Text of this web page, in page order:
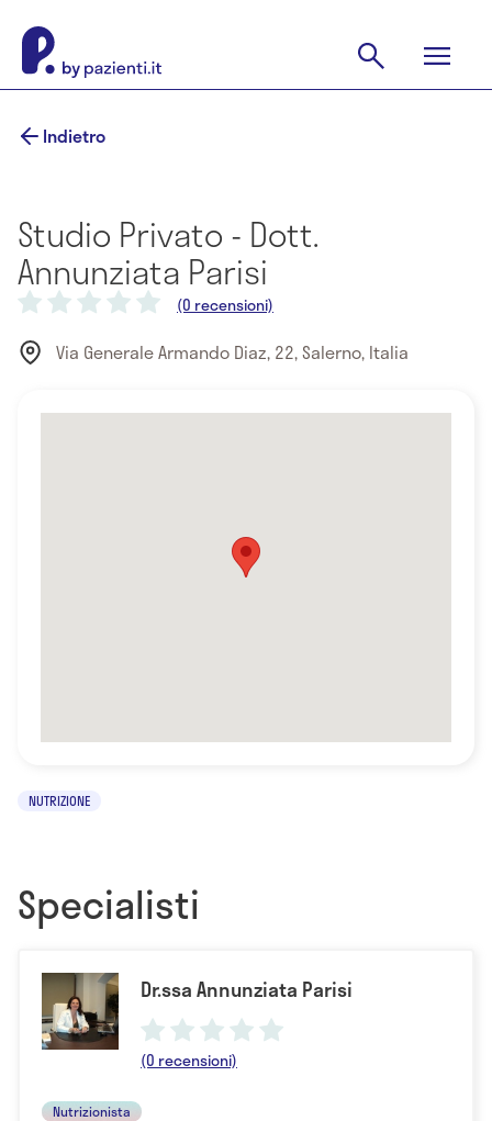
Indietro
Studio Privato - Dott.
Annunziata Parisi
(0 recensioni)
Via Generale Armando Diaz, 22, Salerno, Italia
NUTRIZIONE
Specialisti
Dr.ssa Annunziata Parisi
(0 recensioni)
Nutrizionista